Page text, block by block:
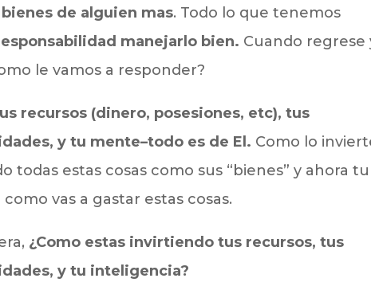
de alguien mas. Todo lo que tenemos
manejarlo bien. Cuando regrese
le vamos a responder?
recursos (dinero, posesiones, etc), tus
y tu mente–todo es de El. Como lo
todas estas cosas como sus “bienes” y ahora tu
vas a gastar estas cosas.
¿Como estas invirtiendo tus recursos, tus
y tu inteligencia?